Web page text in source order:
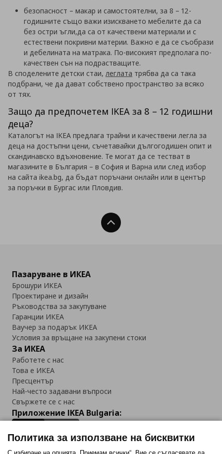
безопасност – макар и самостоятелни, за 8 – 12-
годишните също важи изискването мебелите да са
без остри ъгли,да са от качествени материали и с
естествени покривни материи. Важно е да се съобрази
и дебелината на матрака. По-високият предполага по-
качествен сън на подрастващите.
В споделените детски стаи, леглата трябва да са така
подбрани, че да дават собствено пространство за всяко
от тях.
Защо да предпочетем IKEA за 8 – 12 годишни
деца?
Каталогът на IKEA предлага трайни и качествени легла за
деца на достъпни цени, съчетавайки дългогодишен опит и
скандинавско вдъхновение. Те могат да се тестват в
магазините в България – в София и Варна или след избор
на сайта ikea.bg, да бъдат поръчани онлайн или в център
за поръчки в Бургас или Пловдив.
Нагоре
Пазаруване в ИКЕА
Брошури ИКЕА
Проектиране и дизайн
Ръководства за закупуване
Гаранции ИКЕА
Ваучер за подарък ИКЕА
Условия за връщане на закупени стоки
За ИКЕА
Работете с нас
Това е ИКЕА
Пресцентър
Най-често задавани въпроси
Свържете се с нас
Приложение IKEA Bulgaria:
Политика за използване на бисквитки